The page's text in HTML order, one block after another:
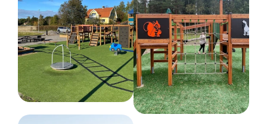
Belastning (max kg)
208 kg
Godkänd ålder enligt EN1176
3+ år
Monteringstid
2 timmar för 2 personer
Fallutrymme
Längd :504 cm
Bredd :504 cm